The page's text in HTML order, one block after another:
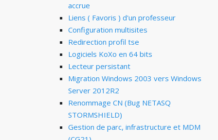
accrue
Liens ( Favoris ) d'un professeur
Configuration multisites
Redirection profil tse
Logiciels KoXo en 64 bits
Lecteur persistant
Migration Windows 2003 vers Windows
Server 2012R2
Renommage CN (Bug NETASQ
STORMSHIELD)
Gestion de parc, infrastructure et MDM